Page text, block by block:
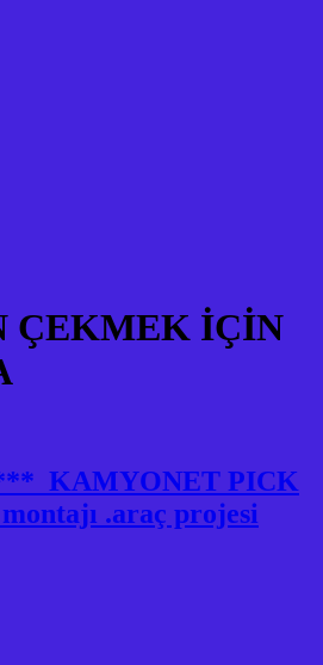
ÇEKMEK İÇİN
KAMYONET PICK
.araç projesi